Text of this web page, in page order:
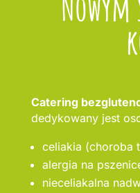
Catering
dedykowany jest
celiakia (choroba
alergia na
nieceliakalna